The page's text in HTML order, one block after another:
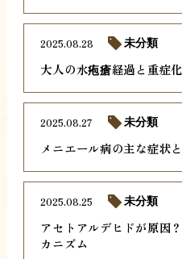
大人の水疱瘡経過と重症
2025.08.28 未分類
メニエール病の主な症状
2025.08.27 未分類
アセトアルデヒドが原因
カニズム
2025.08.25 未分類